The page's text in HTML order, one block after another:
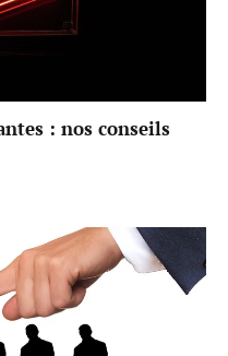
: nos conseils